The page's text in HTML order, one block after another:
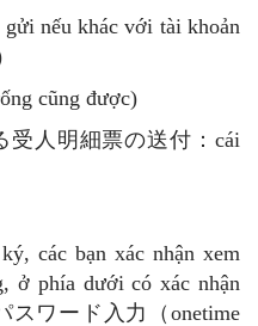
nếu khác với tài khoản
cũng được)
人明細票の送付：cái
các bạn xác nhận xem
ở phía dưới có xác nhận
スワード入力（onetime